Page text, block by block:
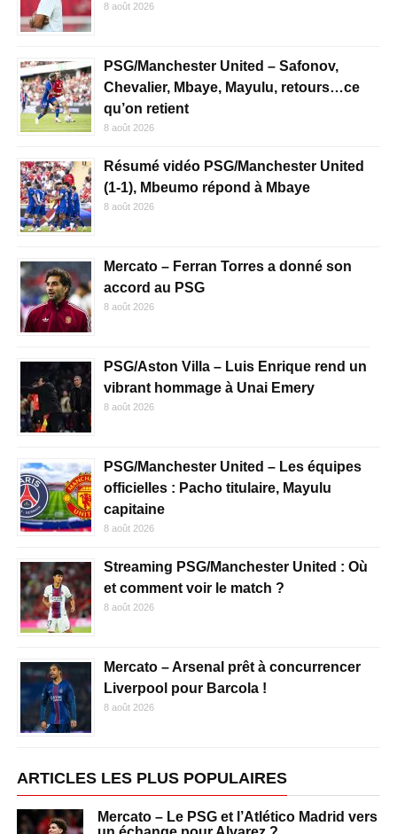
8 août 2026
PSG/Manchester United – Safonov,
Chevalier, Mbaye, Mayulu, retours…ce
qu’on retient
8 août 2026
Résumé vidéo PSG/Manchester United
(1-1), Mbeumo répond à Mbaye
8 août 2026
Mercato – Ferran Torres a donné son
accord au PSG
8 août 2026
PSG/Aston Villa – Luis Enrique rend un
vibrant hommage à Unai Emery
8 août 2026
PSG/Manchester United – Les équipes
officielles : Pacho titulaire, Mayulu
capitaine
8 août 2026
Streaming PSG/Manchester United : Où
et comment voir le match ?
8 août 2026
Mercato – Arsenal prêt à concurrencer
Liverpool pour Barcola !
8 août 2026
ARTICLES LES PLUS POPULAIRES
Mercato – Le PSG et l’Atlético Madrid vers